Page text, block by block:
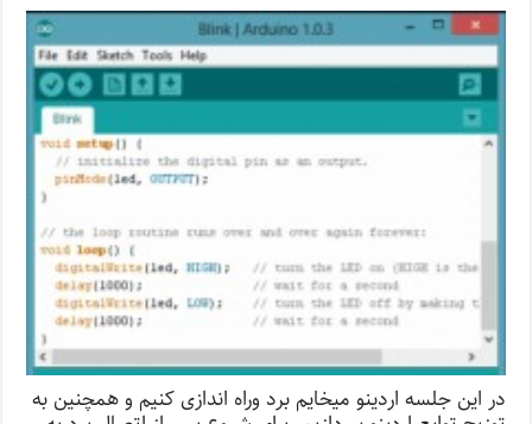
در این جلسه اردینو میخایم برد وراه اندازی کنیم و همچنین به